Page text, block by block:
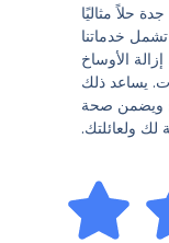
حلاً مثاليًا
خدماتنا
الأوساخ
يساعد ذلك
ويضمن صحة
لك ولعائلتك.